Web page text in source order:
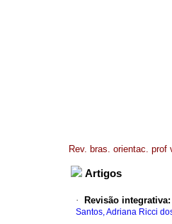
Rev. bras. orientac.
Artigos
· Revisão
Santos, Adriana Ricci